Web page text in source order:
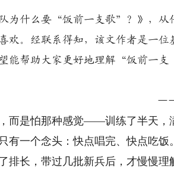
什么要“饭前一支歌”？》，从
。经联系得知，该文作者是一位
能帮助大家更好地理解“饭前一支
而是怕那种感觉——训练了半天，
一个念头：快点唱完、快点吃饭。
长，带过几批新兵后，才慢慢理